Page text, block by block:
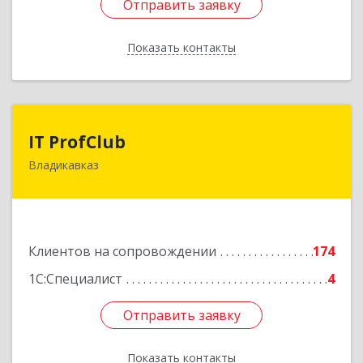
Отправить заявку
Показать контакты
Отправить заявку
Назад
IT ProfClub
Владикавказ
Клиентов на сопровождении
174
1С:Специалист
4
Отправить заявку
Показать контакты
362045, Северная Осетия - Алания Респ,
Подробнее
Отправить заявку
Назад